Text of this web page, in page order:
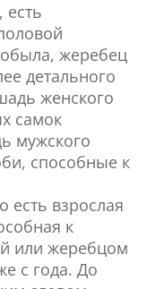
жеребец
детального
женского
самок
мужского
способные к
есть взрослая
к
или жеребцом
с года. До